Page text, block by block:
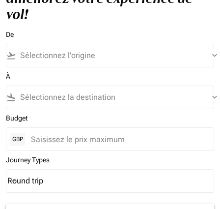
vol!
De
flight_takeoff keyboard_arrow_down
À
flight_land keyboard_arrow_down
Budget
GBP
Journey Types
Journey Types option Round trip Selected
Round trip
keyboard_arrow_down